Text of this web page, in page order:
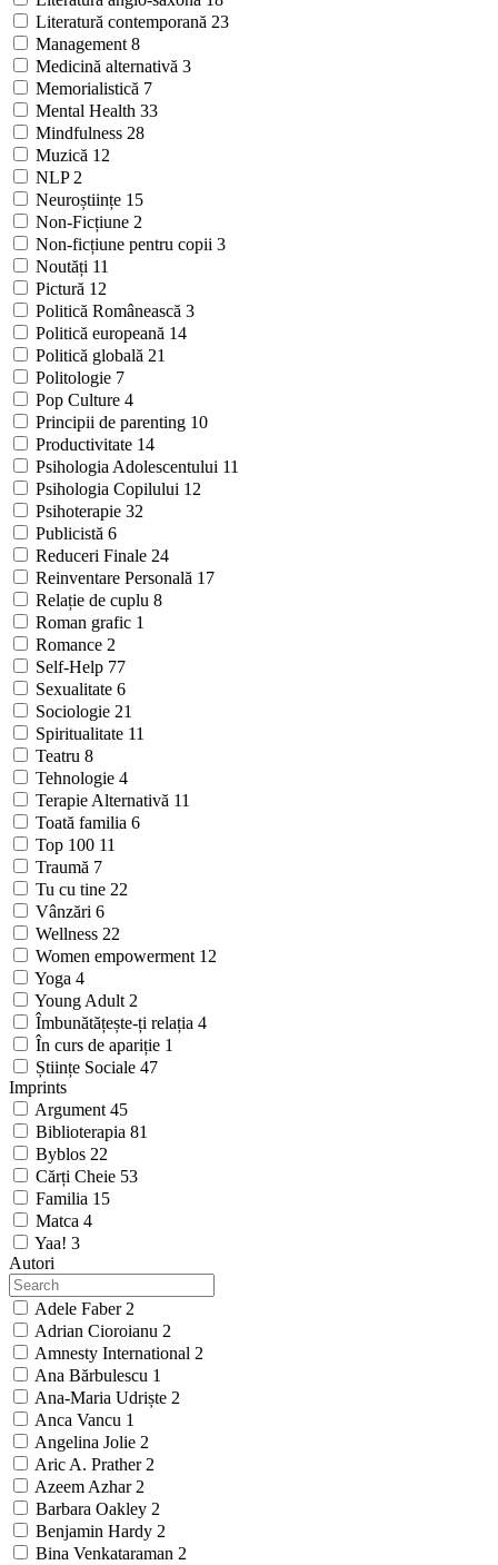
Literatură contemporană 23
Management 8
Medicină alternativă 3
Memorialistică 7
Mental Health 33
Mindfulness 28
Muzică 12
NLP 2
Neuroștiințe 15
Non-Ficțiune 2
Non-ficțiune pentru copii 3
Noutăți 11
Pictură 12
Politică Românească 3
Politică europeană 14
Politică globală 21
Politologie 7
Pop Culture 4
Principii de parenting 10
Productivitate 14
Psihologia Adolescentului 11
Psihologia Copilului 12
Psihoterapie 32
Publicistă 6
Reduceri Finale 24
Reinventare Personală 17
Relație de cuplu 8
Roman grafic 1
Romance 2
Self-Help 77
Sexualitate 6
Sociologie 21
Spiritualitate 11
Teatru 8
Tehnologie 4
Terapie Alternativă 11
Toată familia 6
Top 100 11
Traumă 7
Tu cu tine 22
Vânzări 6
Wellness 22
Women empowerment 12
Yoga 4
Young Adult 2
Îmbunătățește-ți relația 4
În curs de apariție 1
Științe Sociale 47
Imprints
Argument 45
Biblioterapia 81
Byblos 22
Cărți Cheie 53
Familia 15
Matca 4
Yaa! 3
Autori
Adele Faber 2
Adrian Cioroianu 2
Amnesty International 2
Ana Bărbulescu 1
Ana-Maria Udriște 2
Anca Vancu 1
Angelina Jolie 2
Aric A. Prather 2
Azeem Azhar 2
Barbara Oakley 2
Benjamin Hardy 2
Bina Venkataraman 2